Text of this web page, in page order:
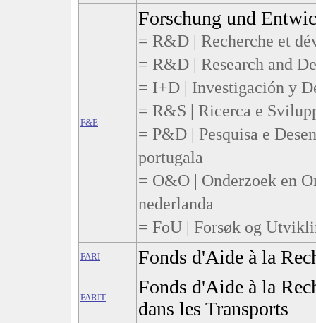
F&E
Forschung und
= R&D | Recherche et
= R&D | Research and
= I+D | Investigación y
= R&S | Ricerca e
= P&D | Pesquisa e
portugala
= O&O | Onderzoek en
nederlanda
= FoU | Forsøk og
FARI Fonds d'Aide à la
FARIT
Fonds d'Aide à la
dans les Transports